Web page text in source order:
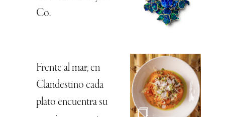
Co.
Frente al mar, en
Clandestino cada
plato encuentra su